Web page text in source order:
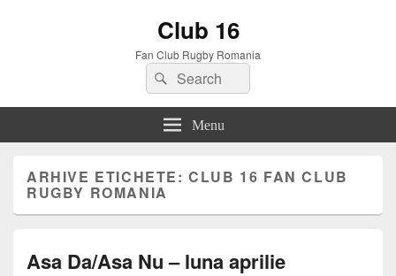
Club 16
Fan Club Rugby Romania
Search
for:
Search
Menu
ARHIVE ETICHETE:CLUB 16 FAN CLUB
RUGBY ROMANIA
Asa Da/Asa Nu – luna aprilie